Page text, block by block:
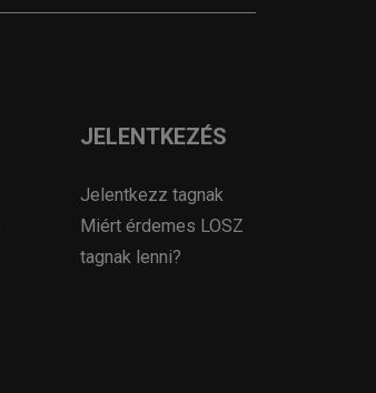
JELENTKEZÉS
Jelentkezz tagnak
Miért érdemes LOSZ
tagnak lenni?